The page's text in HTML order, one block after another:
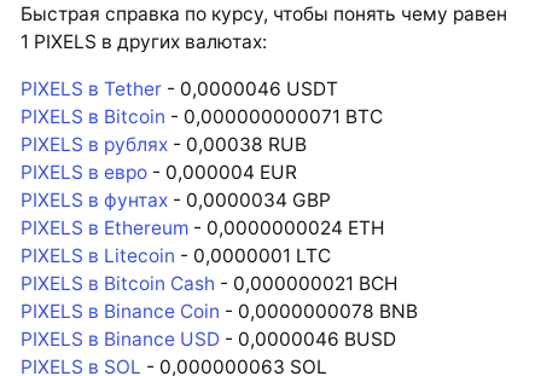
Быстрая справка по курсу, чтобы понять чему равен
1 PIXELS в других валютах:
PIXELS в Tether - 0,0000046 USDT
PIXELS в Bitcoin - 0,000000000071 BTC
PIXELS в рублях - 0,00038 RUB
PIXELS в евро - 0,000004 EUR
PIXELS в фунтах - 0,0000034 GBP
PIXELS в Ethereum - 0,0000000024 ETH
PIXELS в Litecoin - 0,0000001 LTC
PIXELS в Bitcoin Cash - 0,000000021 BCH
PIXELS в Binance Coin - 0,0000000078 BNB
PIXELS в Binance USD - 0,0000046 BUSD
PIXELS в SOL - 0,000000063 SOL